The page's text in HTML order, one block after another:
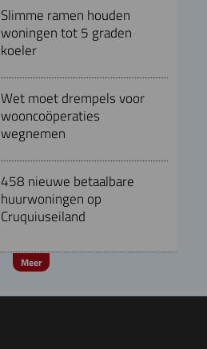
Slimme ramen houden
woningen tot 5 graden
koeler
Wet moet drempels voor
wooncoöperaties
wegnemen
458 nieuwe betaalbare
huurwoningen op
Cruquiuseiland
Meer